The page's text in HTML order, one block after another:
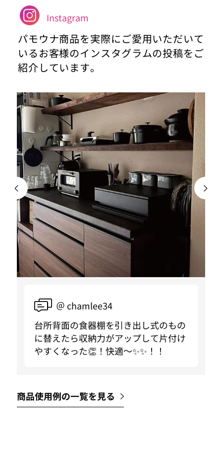
Instagram
パモウナ商品を実際にご愛用いただいて
いるお客様のインスタグラムの投稿をご
紹介しています。
＠ chamlee34
台所背面の食器棚を引き出し式のもの
に替えたら収納力がアップして片付け
やすくなった👏！快適〜✨✨！！
商品使用例の一覧を見る